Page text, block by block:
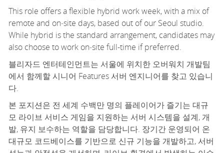
This role offers a flexible hybrid work week, with a mix of
remote and on‑site days, based out of our Seoul studio.
While hybrid is the standard arrangement, candidates may
also choose to work on‑site full-time if preferred.
블리자드 엔터테인먼트는 서울에 위치한 오버워치 개발팀
에서 함께할시니어 Features 서버 엔지니어를 찾고 있습니
다.
본 포지션은 전 세계 수백만 명의 플레이어가 즐기는 대규
모 라이브 서비스 게임을 지원하는 서버 시스템을 설계, 개
발, 유지 보수하는 역할을 담당합니다. 장기간 운영되어 온
대규모 코드베이스를 기반으로 신규 기능을 개발하고, 서버